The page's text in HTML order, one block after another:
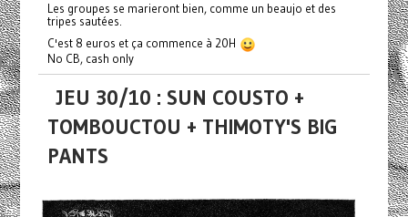
Les groupes se marieront bien, comme un beaujo et des
tripes sautées.
C'est 8 euros et ça commence à 20H
No CB, cash only
JEU 30/10 : SUN COUSTO +
TOMBOUCTOU + THIMOTY'S BIG
PANTS